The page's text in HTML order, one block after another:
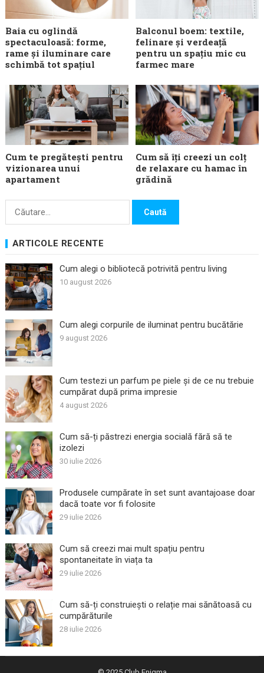
Baia cu oglindă
spectaculoasă: forme,
rame și iluminare care
schimbă tot spațiul
Balconul boem: textile,
felinare și verdeață
pentru un spațiu mic cu
farmec mare
Cum te pregătești pentru
vizionarea unui
apartament
Cum să îți creezi un colț
de relaxare cu hamac în
grădină
ARTICOLE RECENTE
Cum alegi o bibliotecă potrivită pentru living
10 august 2026
Cum alegi corpurile de iluminat pentru bucătărie
9 august 2026
Cum testezi un parfum pe piele și de ce nu trebuie
cumpărat după prima impresie
4 august 2026
Cum să-ți păstrezi energia socială fără să te
izolezi
30 iulie 2026
Produsele cumpărate în set sunt avantajoase doar
dacă toate vor fi folosite
29 iulie 2026
Cum să creezi mai mult spațiu pentru
spontaneitate în viața ta
29 iulie 2026
Cum să-ți construiești o relație mai sănătoasă cu
cumpărăturile
28 iulie 2026